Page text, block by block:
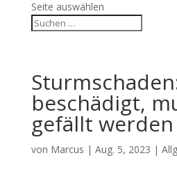
Seite auswählen
beschädigt,
gefällt werden
von Marcus | Aug. 5, 2023 |